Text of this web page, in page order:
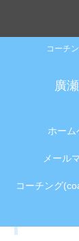
コーチ
廣
ホーム
メール
コーチング